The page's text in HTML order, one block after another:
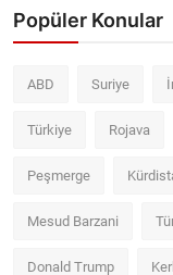
Popüler Konular
ABD Suriye
Türkiye Rojava
Peşmerge
Mesud Barzani
Donald Trump